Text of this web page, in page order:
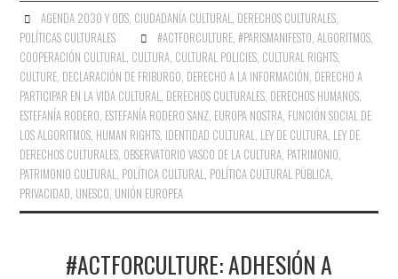
AGENDA 2030 Y ODS, CIUDADANÍA CULTURAL DERECHOS CULTURALES,
POLÍTICAS CULTURALES
#ACTFORCULTURE, #PARISMANIFESTO ALGORITMOS,
COOPERACIÓN CULTURAL CULTURA CULTURAL POLICIES CULTURAL RIGHTS
CULTURE DECLARACIÓN DE FRIBURGO DERECHO A LA INFORMACIÓN DERECHO A
PARTICIPAR EN LA VIDA CULTURAL DERECHOS CULTURALES DERECHOS HUMANOS
ESTEFANÍA RODERO ESTEFANÍA RODERO SANZ EUROPA NOSTRA FUNCIÓN SOCIAL DE
LOS ALGORITMOS HUMAN RIGHTS IDENTIDAD CULTURAL LEY DE CULTURA LEY DE
DERECHOS CULTURALES OBSERVATORIO VASCO DE LA CULTURA PATRIMONIO
PATRIMONIO CULTURAL POLÍTICA CULTURAL POLÍTICA CULTURAL PÚBLICA
PRIVACIDAD UNESCO UNIÓN EUROPEA
#ACTFORCULTURE: ADHESIÓN A